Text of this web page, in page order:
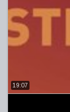
19:07